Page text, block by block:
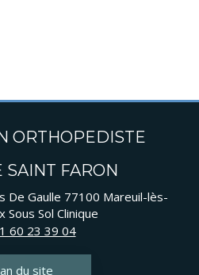
ORTHOPEDISTE
SAINT FARON
De Gaulle 77100 Mareuil-lès-
Sous Sol Clinique
60 23 39 04
du site